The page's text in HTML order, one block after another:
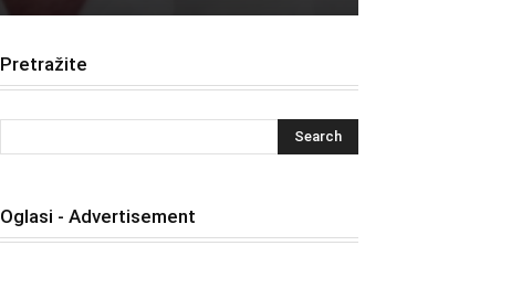
Pretražite
Oglasi - Advertisement